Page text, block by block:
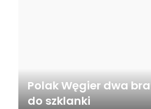
Polak Węgier dwa
do szklanki